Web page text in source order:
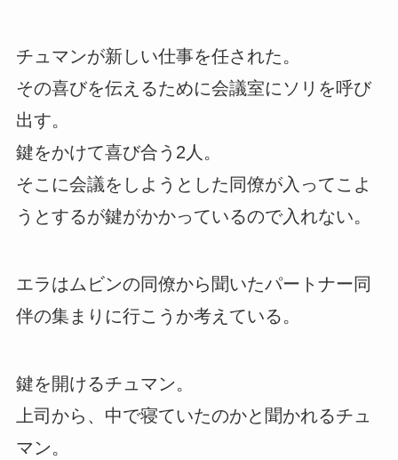
チュマンが新しい仕事を任された。
その喜びを伝えるために会議室にソリを呼び
出す。
鍵をかけて喜び合う2人。
そこに会議をしようとした同僚が入ってこよ
うとするが鍵がかかっているので入れない。
エラはムビンの同僚から聞いたパートナー同
伴の集まりに行こうか考えている。
鍵を開けるチュマン。
上司から、中で寝ていたのかと聞かれるチュ
マン。